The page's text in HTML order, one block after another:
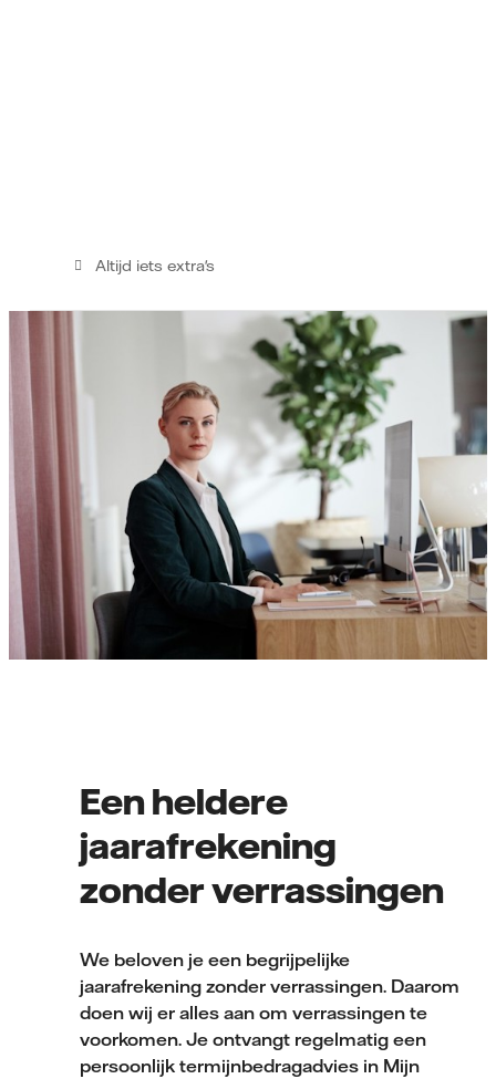
Altijd iets extra's
Een heldere
jaarafrekening
zonder verrassingen
We beloven je een begrijpelijke
jaarafrekening zonder verrassingen. Daarom
doen wij er alles aan om verrassingen te
voorkomen. Je ontvangt regelmatig een
persoonlijk termijnbedragadvies in Mijn